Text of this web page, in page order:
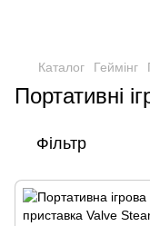
Каталог Геймінг
Портативні
Фільтр